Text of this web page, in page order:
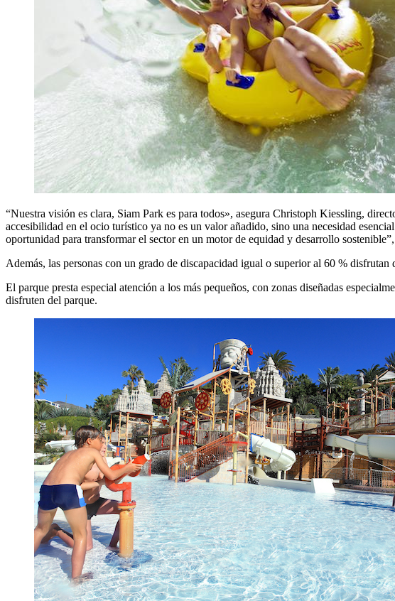
“Nuestra visión es clara, Siam Park es para todos», asegura Christoph Kiessling,
accesibilidad en el ocio turístico ya no es un valor añadido, sino una necesidad
oportunidad para transformar el sector en un motor de equidad y desarrollo
Además, las personas con un grado de discapacidad igual o superior al 60 %
El parque presta especial atención a los más pequeños, con zonas diseñadas
disfruten del parque.